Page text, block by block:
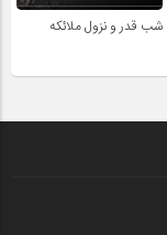
شب قدر و نزول ملائکه